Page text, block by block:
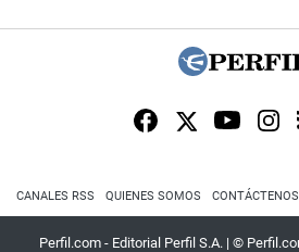
CANALES RSS QUIENES SOMOS CONTÁCTENOS
Perfil.com - Editorial Perfil S.A. | ©